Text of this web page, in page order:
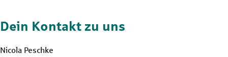
Dein Kontakt zu uns
Nicola Peschke